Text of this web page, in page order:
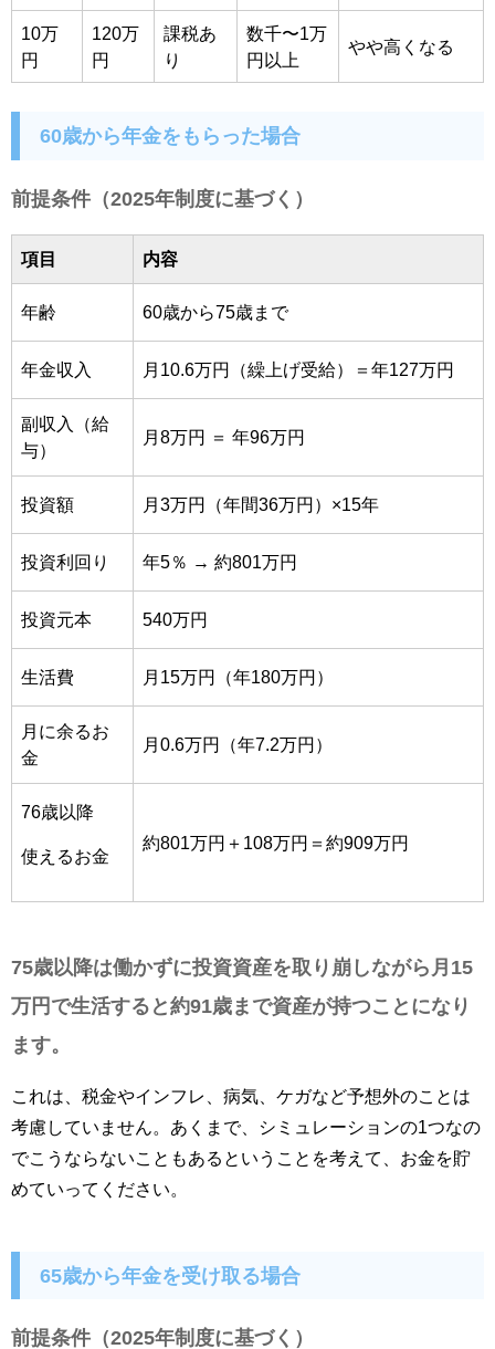
10万
円
120万
円
課税あ
り
数千〜1万
円以上
やや高くなる
60歳から年金をもらった場合
前提条件（2025年制度に基づく）
項目 内容
年齢 60歳から75歳まで
年金収入 月10.6万円（繰上げ受給）＝年127万円
副収入（給
与）
月8万円 ＝ 年96万円
投資額 月3万円（年間36万円）×15年
投資利回り 年5％ → 約801万円
投資元本 540万円
生活費 月15万円（年180万円）
月に余るお
金
月0.6万円（年7.2万円）
76歳以降
使えるお金
約801万円＋108万円＝約909万円
75歳以降は働かずに投資資産を取り崩しながら月15
万円で生活すると約91歳まで資産が持つことになり
ます。
これは、税金やインフレ、病気、ケガなど予想外のことは
考慮していません。あくまで、シミュレーションの1つなの
でこうならないこともあるということを考えて、お金を貯
めていってください。
65歳から年金を受け取る場合
前提条件（2025年制度に基づく）